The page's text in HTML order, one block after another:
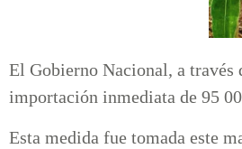
El Gobierno Nacional, a
importación inmediata de 95
Esta medida fue tomada este